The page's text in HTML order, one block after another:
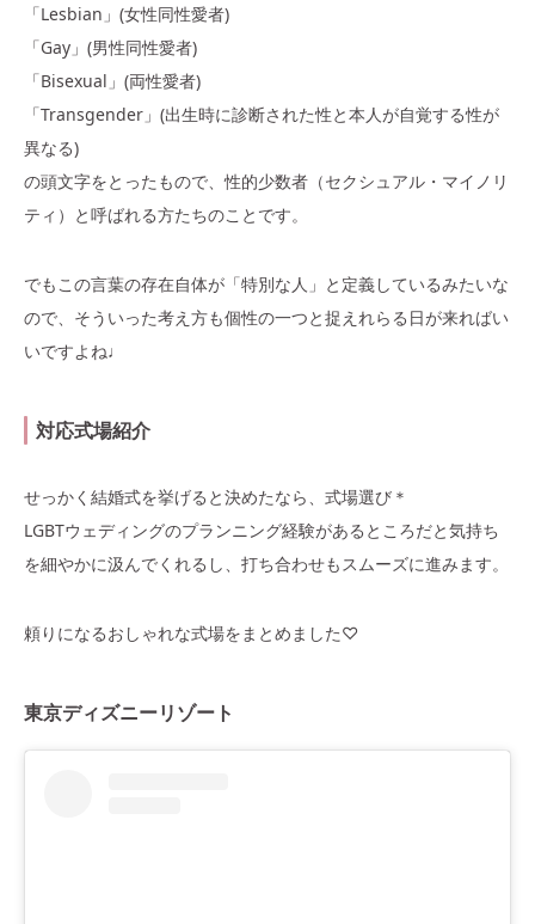
「Lesbian」(女性同性愛者)
「Gay」(男性同性愛者)
「Bisexual」(両性愛者)
「Transgender」(出生時に診断された性と本人が自覚する性が
異なる)
の頭文字をとったもので、性的少数者（セクシュアル・マイノリ
ティ）と呼ばれる方たちのことです。
でもこの言葉の存在自体が「特別な人」と定義しているみたいな
ので、そういった考え方も個性の一つと捉えれらる日が来ればい
いですよね♩
対応式場紹介
せっかく結婚式を挙げると決めたなら、式場選び＊
LGBTウェディングのプランニング経験があるところだと気持ち
を細やかに汲んでくれるし、打ち合わせもスムーズに進みます。
頼りになるおしゃれな式場をまとめました♡
東京ディズニーリゾート